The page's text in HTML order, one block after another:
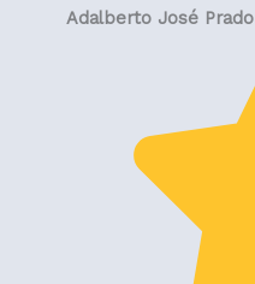
Adalberto José Prado